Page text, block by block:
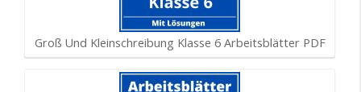
Groß Und Kleinschreibung Klasse 6 Arbeitsblätter PDF